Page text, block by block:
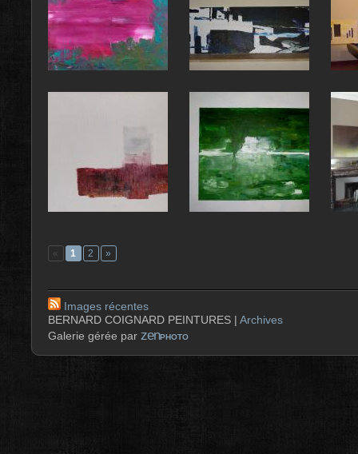
« 1 2 »
Images récentes
BERNARD COIGNARD PEINTURES | Archives
Galerie gérée par zenPHOTO